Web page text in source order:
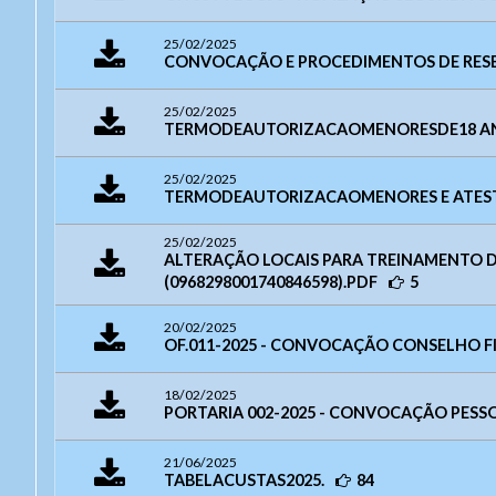
25/02/2025
CONVOCAÇÃO E PROCEDIMENTOS DE
25/02/2025
TERMODEAUTORIZACAOMENORESDE18
25/02/2025
TERMODEAUTORIZACAOMENORES E
25/02/2025
ALTERAÇÃO LOCAIS PARA TREINAMENTO
(0968298001740846598).PDF
5
20/02/2025
OF.011-2025 - CONVOCAÇÃO CONSELHO
18/02/2025
PORTARIA 002-2025 - CONVOCAÇÃO
21/06/2025
TABELACUSTAS2025. 84